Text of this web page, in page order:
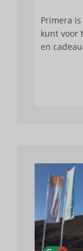
Primera
kunt voor
en